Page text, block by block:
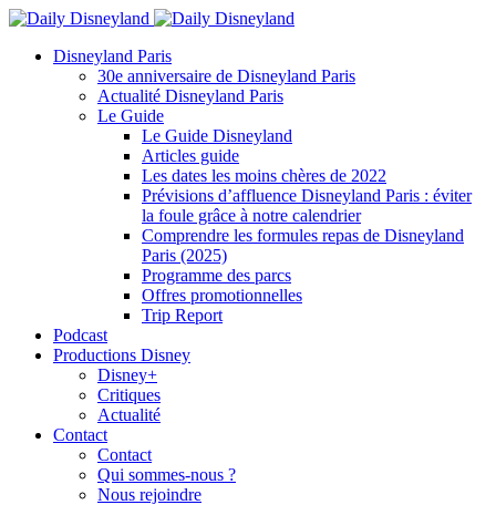
Disneyland Paris
30e anniversaire de Disneyland Paris
Actualité Disneyland Paris
Le Guide
Le Guide Disneyland
Articles guide
Les dates les moins chères de 2022
Prévisions d’affluence Disneyland Paris : éviter
la foule grâce à notre calendrier
Comprendre les formules repas de Disneyland
Paris (2025)
Programme des parcs
Offres promotionnelles
Trip Report
Podcast
Productions Disney
Disney+
Critiques
Actualité
Contact
Contact
Qui sommes-nous ?
Nous rejoindre